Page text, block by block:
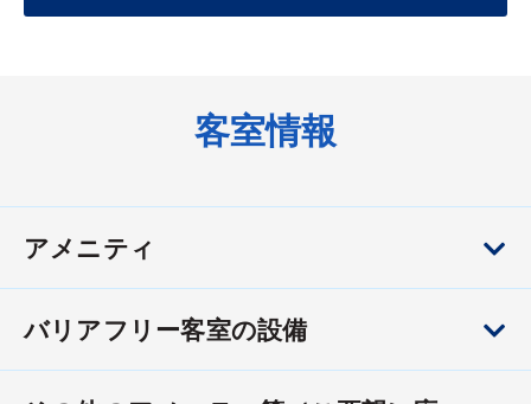
客室情報
アメニティ
バリアフリー客室の設備